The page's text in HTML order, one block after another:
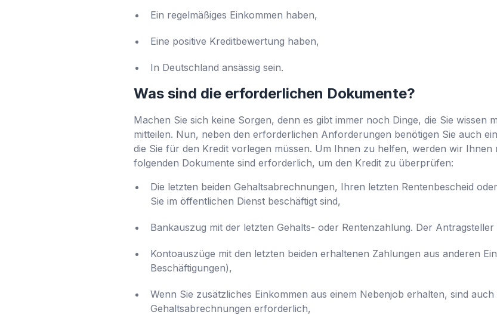
Ein regelmäßiges Einkommen haben,
Eine positive Kreditbewertung haben,
In Deutschland ansässig sein.
Was sind die erforderlichen Dokumente?
Machen Sie sich keine Sorgen, denn es gibt immer noch Dinge, die Sie wissen
mitteilen. Nun, neben den erforderlichen Anforderungen benötigen Sie auch
die Sie für den Kredit vorlegen müssen. Um Ihnen zu helfen, werden wir Ihnen
folgenden Dokumente sind erforderlich, um den Kredit zu überprüfen:
Die letzten beiden Gehaltsabrechnungen, Ihren letzten Rentenbescheid
Sie im öffentlichen Dienst beschäftigt sind,
Bankauszug mit der letzten Gehalts- oder Rentenzahlung. Der
Kontoauszüge mit den letzten beiden erhaltenen Zahlungen aus anderen
Beschäftigungen),
Wenn Sie zusätzliches Einkommen aus einem Nebenjob erhalten, sind auch
Gehaltsabrechnungen erforderlich,